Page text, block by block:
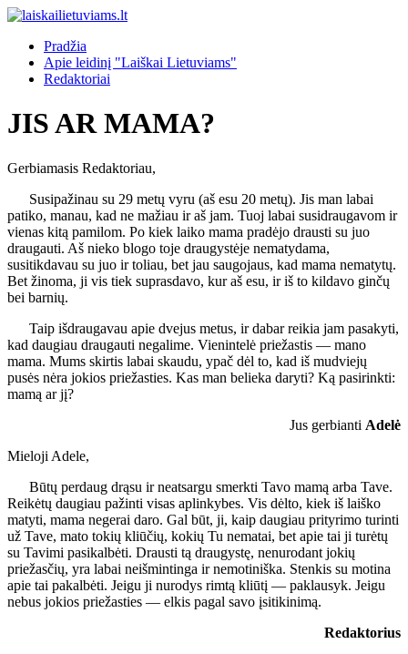
Pradžia
Apie leidinį "Laiškai Lietuviams"
Redaktoriai
JIS AR MAMA?
Gerbiamasis Redaktoriau,
Susipažinau su 29 metų vyru (aš esu 20 metų). Jis man labai
patiko, manau, kad ne mažiau ir aš jam. Tuoj labai susidraugavom ir
vienas kitą pamilom. Po kiek laiko mama pradėjo drausti su juo
draugauti. Aš nieko blogo toje draugystėje nematydama,
susitikdavau su juo ir toliau, bet jau saugojaus, kad mama nematytų.
Bet žinoma, ji vis tiek suprasdavo, kur aš esu, ir iš to kildavo ginčų
bei barnių.
Taip išdraugavau apie dvejus metus, ir dabar reikia jam pasakyti,
kad daugiau draugauti negalime. Vienintelė priežastis — mano
mama. Mums skirtis labai skaudu, ypač dėl to, kad iš mudviejų
pusės nėra jokios priežasties. Kas man belieka daryti? Ką pasirinkti:
mamą ar jį?
Jus gerbianti Adelė
Mieloji Adele,
Būtų perdaug drąsu ir neatsargu smerkti Tavo mamą arba Tave.
Reikėtų daugiau pažinti visas aplinkybes. Vis dėlto, kiek iš laiško
matyti, mama negerai daro. Gal būt, ji, kaip daugiau prityrimo turinti
už Tave, mato tokių kliūčių, kokių Tu nematai, bet apie tai ji turėtų
su Tavimi pasikalbėti. Drausti tą draugystę, nenurodant jokių
priežasčių, yra labai neišmintinga ir nemotiniška. Stenkis su motina
apie tai pakalbėti. Jeigu ji nurodys rimtą kliūtį — paklausyk. Jeigu
nebus jokios priežasties — elkis pagal savo įsitikinimą.
Redaktorius